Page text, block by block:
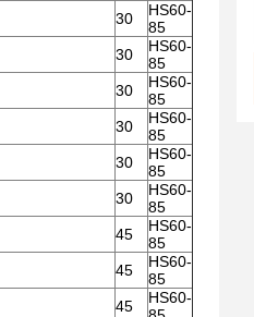
30
HS60-
85
30
HS60-
85
30
HS60-
85
30
HS60-
85
30
HS60-
85
30
HS60-
85
45
HS60-
85
45
HS60-
85
45
HS60-